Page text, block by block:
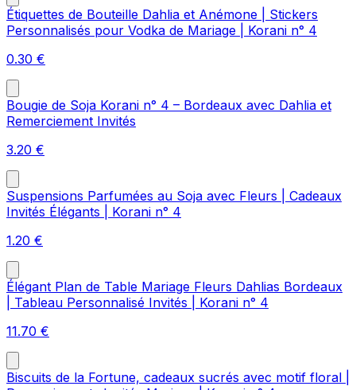
Étiquettes de Bouteille Dahlia et Anémone | Stickers
Personnalisés pour Vodka de Mariage | Korani n° 4
0.30 €
Bougie de Soja Korani n° 4 – Bordeaux avec Dahlia et
Remerciement Invités
3.20 €
Suspensions Parfumées au Soja avec Fleurs | Cadeaux
Invités Élégants | Korani n° 4
1.20 €
Élégant Plan de Table Mariage Fleurs Dahlias Bordeaux
| Tableau Personnalisé Invités | Korani n° 4
11.70 €
Biscuits de la Fortune, cadeaux sucrés avec motif floral |